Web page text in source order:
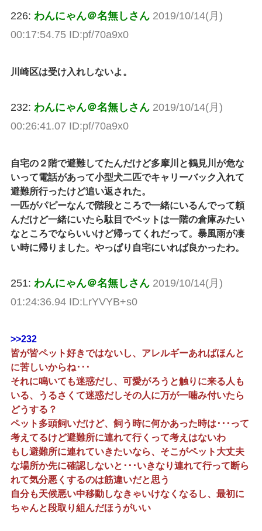
226: わんにゃん＠名無しさん 2019/10/14(月)
00:17:54.75 ID:pf/70a9x0
川崎区は受け入れしないよ。
232: わんにゃん＠名無しさん 2019/10/14(月)
00:26:41.07 ID:pf/70a9x0
自宅の２階で避難してたんだけど多摩川と鶴見川が危な
いって電話があって小型犬二匹でキャリーバック入れて
避難所行ったけど追い返された。
一匹がパピーなんで階段ところで一緒にいるんでって頼
んだけど一緒にいたら駄目でペットは一階の倉庫みたい
なところでならいいけど帰ってくれだって。暴風雨が凄
い時に帰りました。やっぱり自宅にいれば良かったわ。
251: わんにゃん＠名無しさん 2019/10/14(月)
01:24:36.94 ID:LrYVYB+s0
>>232
皆が皆ペット好きではないし、アレルギーあればほんと
に苦しいからね･･･
それに鳴いても迷惑だし、可愛がろうと触りに来る人も
いる、うるさくて迷惑だしその人に万が一噛み付いたら
どうする？
ペット多頭飼いだけど、飼う時に何かあった時は･･･って
考えてるけど避難所に連れて行くって考えはないわ
もし避難所に連れていきたいなら、そこがペット大丈夫
な場所か先に確認しないと･･･いきなり連れて行って断ら
れて気分悪くするのは筋違いだと思う
自分も天候悪い中移動しなきゃいけなくなるし、最初に
ちゃんと段取り組んだほうがいい